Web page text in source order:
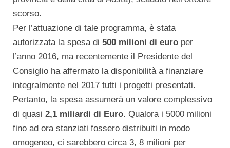
scorso.
Per l’attuazione di tale programma, è stata
autorizzata la spesa di 500 milioni di euro per
l’anno 2016, ma recentemente il Presidente del
Consiglio ha affermato la disponibilità a finanziare
integralmente nel 2017 tutti i progetti presentati.
Pertanto, la spesa assumerà un valore complessivo
di quasi 2,1 miliardi di Euro. Qualora i 5000 milioni
fino ad ora stanziati fossero distribuiti in modo
omogeneo, ci sarebbero circa 3, 8 milioni per